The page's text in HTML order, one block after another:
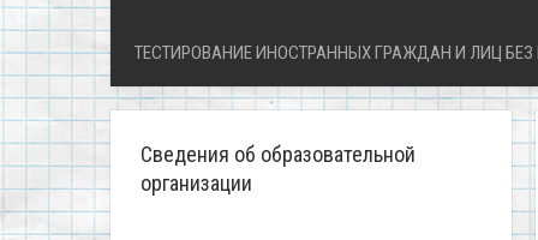
ТЕСТИРОВАНИЕ ИНОСТРАННЫХ ГРАЖДАН И ЛИЦ
Сведения об образовательной
организации